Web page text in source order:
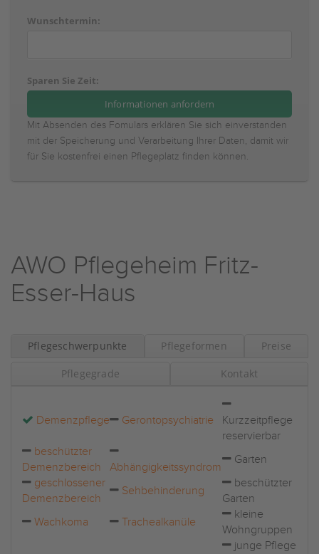
Wunschtermin:
Sparen Sie Zeit:
Mit Absenden des Fomulars erklären Sie sich einverstanden
mit der Speicherung und Verarbeitung Ihrer Daten, damit wir
für Sie kostenfrei einen Pflegeplatz finden können.
AWO Pflegeheim Fritz-
Esser-Haus
Pflegeschwerpunkte Pflegeformen Preise
Pflegegrade Kontakt
Demenzpflege Gerontopsychiatrie
Kurzzeitpflege
reservierbar
beschützter
Demenzbereich
Abhängigkeitssyndrom
Garten
geschlossener
Demenzbereich
Sehbehinderung
beschützter
Garten
Wachkoma
Trachealkanüle
kleine
Wohngruppen
junge Pflege